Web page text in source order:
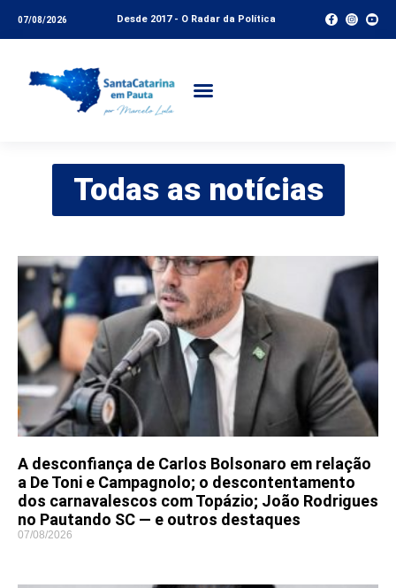
07/08/2026 Desde 2017 - O Radar da Política
Todas as notícias
A desconfiança de Carlos Bolsonaro em relação
a De Toni e Campagnolo; o descontentamento
dos carnavalescos com Topázio; João Rodrigues
no Pautando SC — e outros destaques
07/08/2026